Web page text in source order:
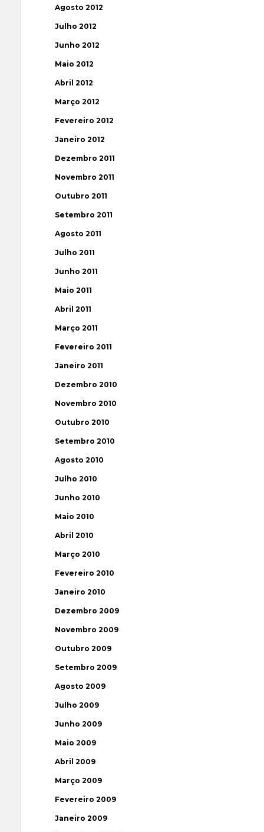
Agosto 2012
Julho 2012
Junho 2012
Maio 2012
Abril 2012
Março 2012
Fevereiro 2012
Janeiro 2012
Dezembro 2011
Novembro 2011
Outubro 2011
Setembro 2011
Agosto 2011
Julho 2011
Junho 2011
Maio 2011
Abril 2011
Março 2011
Fevereiro 2011
Janeiro 2011
Dezembro 2010
Novembro 2010
Outubro 2010
Setembro 2010
Agosto 2010
Julho 2010
Junho 2010
Maio 2010
Abril 2010
Março 2010
Fevereiro 2010
Janeiro 2010
Dezembro 2009
Novembro 2009
Outubro 2009
Setembro 2009
Agosto 2009
Julho 2009
Junho 2009
Maio 2009
Abril 2009
Março 2009
Fevereiro 2009
Janeiro 2009